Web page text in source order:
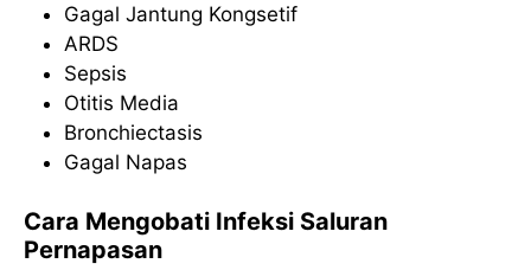
Gagal Jantung Kongsetif
ARDS
Sepsis
Otitis Media
Bronchiectasis
Gagal Napas
Cara Mengobati Infeksi Saluran
Pernapasan